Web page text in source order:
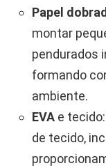
Papel
montar
pendurados
formando
ambiente.
EVA e
de tecido,